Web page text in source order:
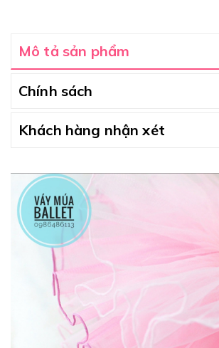
Mô tả sản phẩm
Chính sách
Khách hàng nhận xét